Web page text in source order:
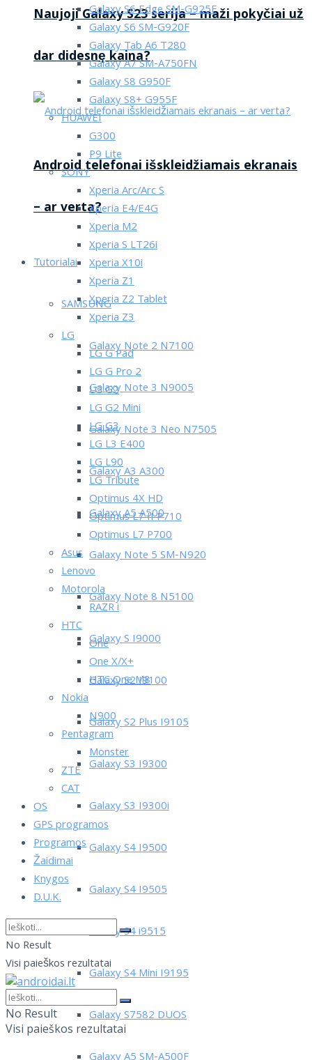
Naujoji Galaxy S23 serija – maži pokyčiai už
dar didesnę kaina?
Android telefonai išskleidžiamais ekranais
– ar verta?
Tutorialai
SAMSUNG
Galaxy Note 2 N7100
Galaxy Note 3 N9005
Galaxy Note 3 Neo N7505
Galaxy A3 A300
Galaxy A5 A500
Galaxy Note 5 SM-N920
Galaxy Note 8 N5100
Galaxy S I9000
Galaxy S2 I9100
Galaxy S2 Plus I9105
Galaxy S3 I9300
Galaxy S3 I9300i
Galaxy S4 I9500
Galaxy S4 I9505
Galaxy S4 i9515
Galaxy S4 Mini I9195
Galaxy S7582 DUOS
Galaxy S6 Edge SM-G925F
Galaxy S6 SM-G920F
Galaxy Tab A6 T280
Galaxy A7 SM-A750FN
Galaxy S8 G950F
Galaxy S8+ G955F
HUAWEI
G300
P9 Lite
SONY
Xperia Arc/Arc S
Xperia E4/E4G
Xperia M2
Xperia S LT26i
Xperia X10i
Xperia Z1
Xperia Z2 Tablet
Xperia Z3
LG
LG G Pad
LG G Pro 2
LG G2
LG G2 Mini
LG G3
LG L3 E400
LG L90
LG Tribute
Optimus 4X HD
Optimus L7 II P710
Optimus L7 P700
Asus
Lenovo
Motorola
RAZR i
HTC
One
One X/X+
HTC One M8
Nokia
N900
Pentagram
Monster
ZTE
CAT
OS
GPS programos
Programos
Žaidimai
Knygos
D.U.K.
No Result
Visi paieškos rezultatai
No Result
Visi paieškos rezultatai